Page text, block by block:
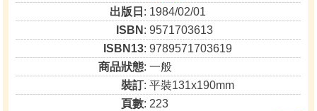
出版日 : 1984/02/01
ISBN : 9571703613
ISBN13: 9789571703619
商品狀態: 一般
裝訂: 平裝131x190mm
頁數: 223